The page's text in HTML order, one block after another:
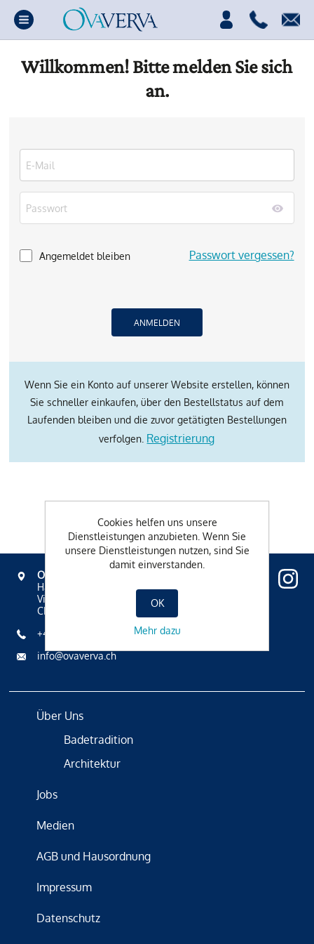
Willkommen! Bitte melden Sie sich
an.
Angemeldet bleiben Passwort vergessen?
Wenn Sie ein Konto auf unserer Website erstellen, können
Sie schneller einkaufen, über den Bestellstatus auf dem
Laufenden bleiben und die zuvor getätigten Bestellungen
verfolgen. Registrierung
OVAVERVA
Hallenbad, Spa & Sportzentrum
Via Mezdi 17
CH-7500 St. Moritz
+41 81 836 61 00
info@ovaverva.ch
Über Uns
Badetradition
Architektur
Jobs
Medien
AGB und Hausordnung
Impressum
Datenschutz
Cookies helfen uns unsere
Dienstleistungen anzubieten. Wenn Sie
unsere Dienstleistungen nutzen, sind Sie
damit einverstanden.
OK
Mehr dazu